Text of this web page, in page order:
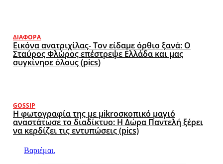
ΔΙΆΦΟΡΑ
Εικόνα ανατριχίλας- Τον είδαμε όρθιο ξανά: Ο
Σταύρος Φλώρος επέστρεψε Ελλάδα και μας
συγκίνησε όλους (pics)
GOSSIP
Η φωτογραφία της με μikroσκοπικό μαγιό
αναστάτωσε το διαδίκτυο: Η Δώρα Παντελή ξέρει
να κερδίζει τις εντυπώσεις (pics)
Βαριέμαι.